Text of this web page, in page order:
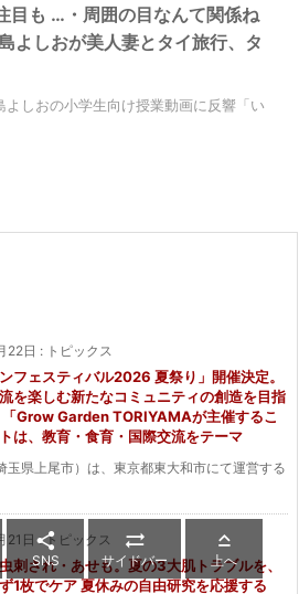
目も …・周囲の目なんて関係ね
よしおが美人妻とタイ旅行、タ
しおの小学生向け授業動画に反響「い
22日 : トピックス
ンフェスティバル2026 夏祭り」開催決定。
を楽しむ新たなコミュニティの創造を目指
「Grow Garden TORIYAMAが主催するこ
は、教育・食育・国際交流をテーマ
玉県上尾市）は、東京都東大和市にて運営する
21日:トピックス
刺され・あせも。夏の3大肌トラブルを、
1枚でケア 夏休みの自由研究を応援する

SNS

サイドバー

上へ